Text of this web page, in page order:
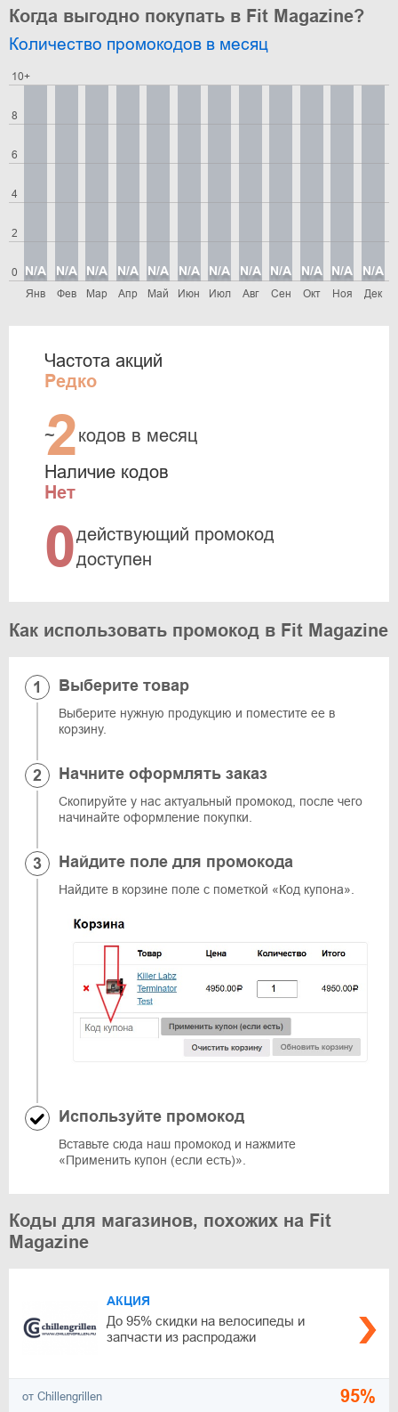
Когда выгодно покупать в Fit Magazine?
Количество промокодов в месяц
0
2
4
6
8
10+
Янв
N/A
Фев
N/A
Мар
N/A
Апр
N/A
Май
N/A
Июн
N/A
Июл
N/A
Авг
N/A
Сен
N/A
Окт
N/A
Ноя
N/A
Дек
N/A
Частота акций
Редко
~
2кодов в месяц
Наличие кодов
Нет
0действующий промокод
доступен
Как использовать промокод в Fit Magazine
Выберите товар
Выберите нужную продукцию и поместите ее в
корзину.
Начните оформлять заказ
Скопируйте у нас актуальный промокод, после чего
начинайте оформление покупки.
Найдите поле для промокода
Найдите в корзине поле с пометкой «Код купона».
Используйте промокод
Вставьте сюда наш промокод и нажмите
«Применить купон (если есть)».
Коды для магазинов, похожих на Fit
Magazine
АКЦИЯ
До 95% скидки на велосипеды и
запчасти из распродажи
от Chillengrillen 95%